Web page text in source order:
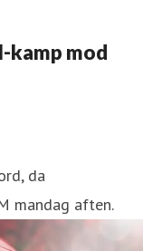
kamp mod
da
mandag aften.